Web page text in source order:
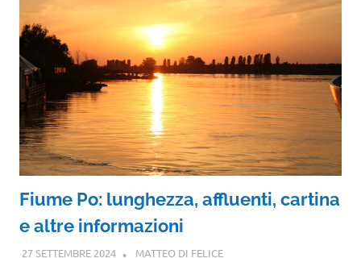
Fiume Po: lunghezza, affluenti, cartina
e altre informazioni
27 SETTEMBRE 2024 MATTEO DI FELICE